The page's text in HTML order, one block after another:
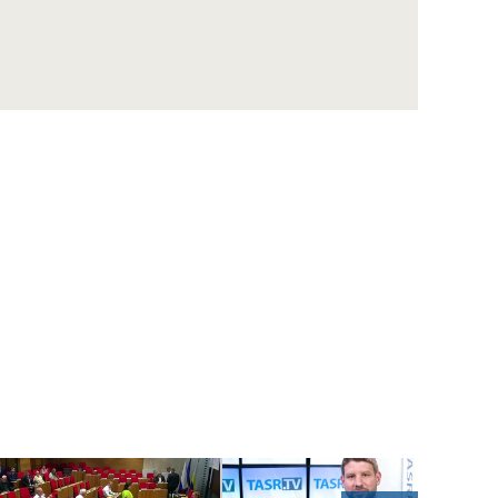
VALLO: Policajná stanica na Obchodnej ulici